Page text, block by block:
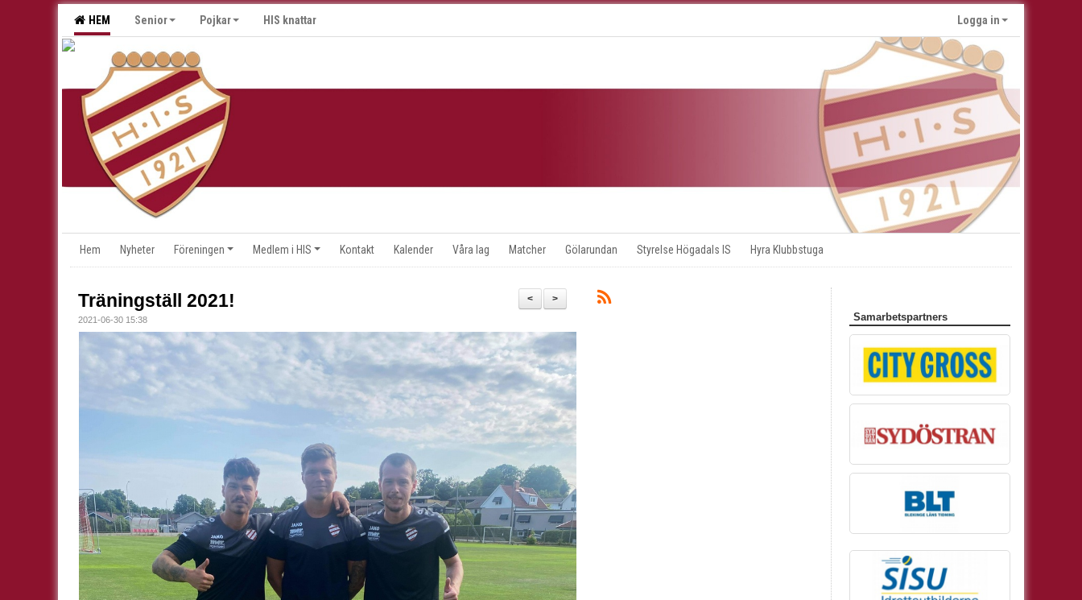
HEM Senior Pojkar HIS knattar Logga in
Hem Nyheter Föreningen Medlem i HIS Kontakt Kalender Våra lag Matcher Gölarundan Styrelse Högadals IS Hyra Klubbstuga
>
<
Träningställ 2021!
2021-06-30 15:38 Samarbetspartners